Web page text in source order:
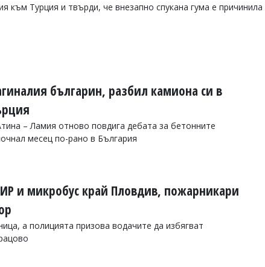
Турция и твърди, че внезапно спукана гума е причинила
българин, разбил камиона си в
– Ламия отново повдига дебата за бетонните
месец по-рано в България
и микробус край Пловдив, пожарникари
а полицията призова водачите да избягват